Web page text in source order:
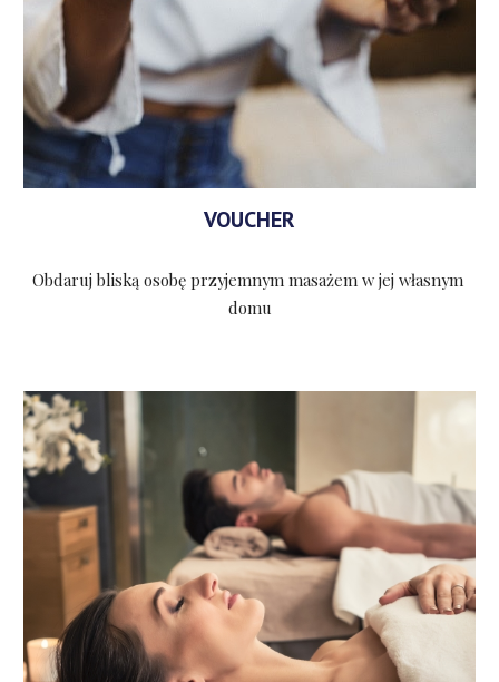
VOUCHER
Obdaruj bliską osobę przyjemnym masażem w jej własnym
domu